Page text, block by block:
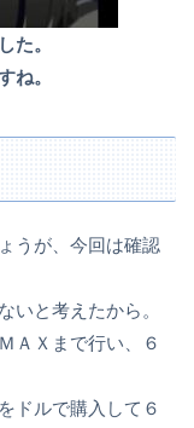
た。
ね。
うが、今回は確認
いと考えたから。
ＡＸまで行い、６
ドルで購入して６